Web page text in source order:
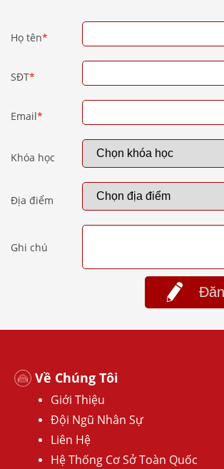
Họ tên*
SĐT*
Email*
Khóa học
Địa điểm
Ghi chú
Về Chúng Tôi
Giới Thiệu
Đội Ngũ Nhân Sự
Liên Hệ
Hệ Thống Cơ Sở Toàn Quốc